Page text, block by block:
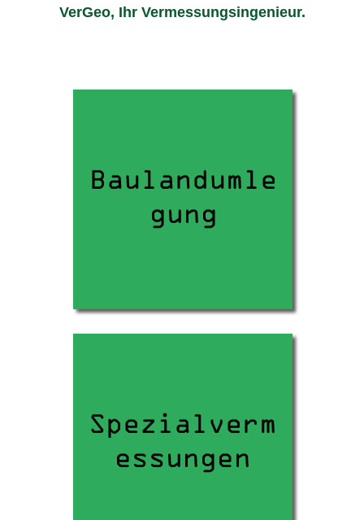
VerGeo, Ihr Vermessungsingenieur.